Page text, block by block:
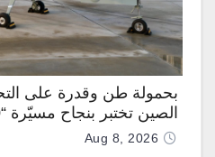
الصين تختبر بنجاح مسيّرة “TP200”
Aug 8, 2026